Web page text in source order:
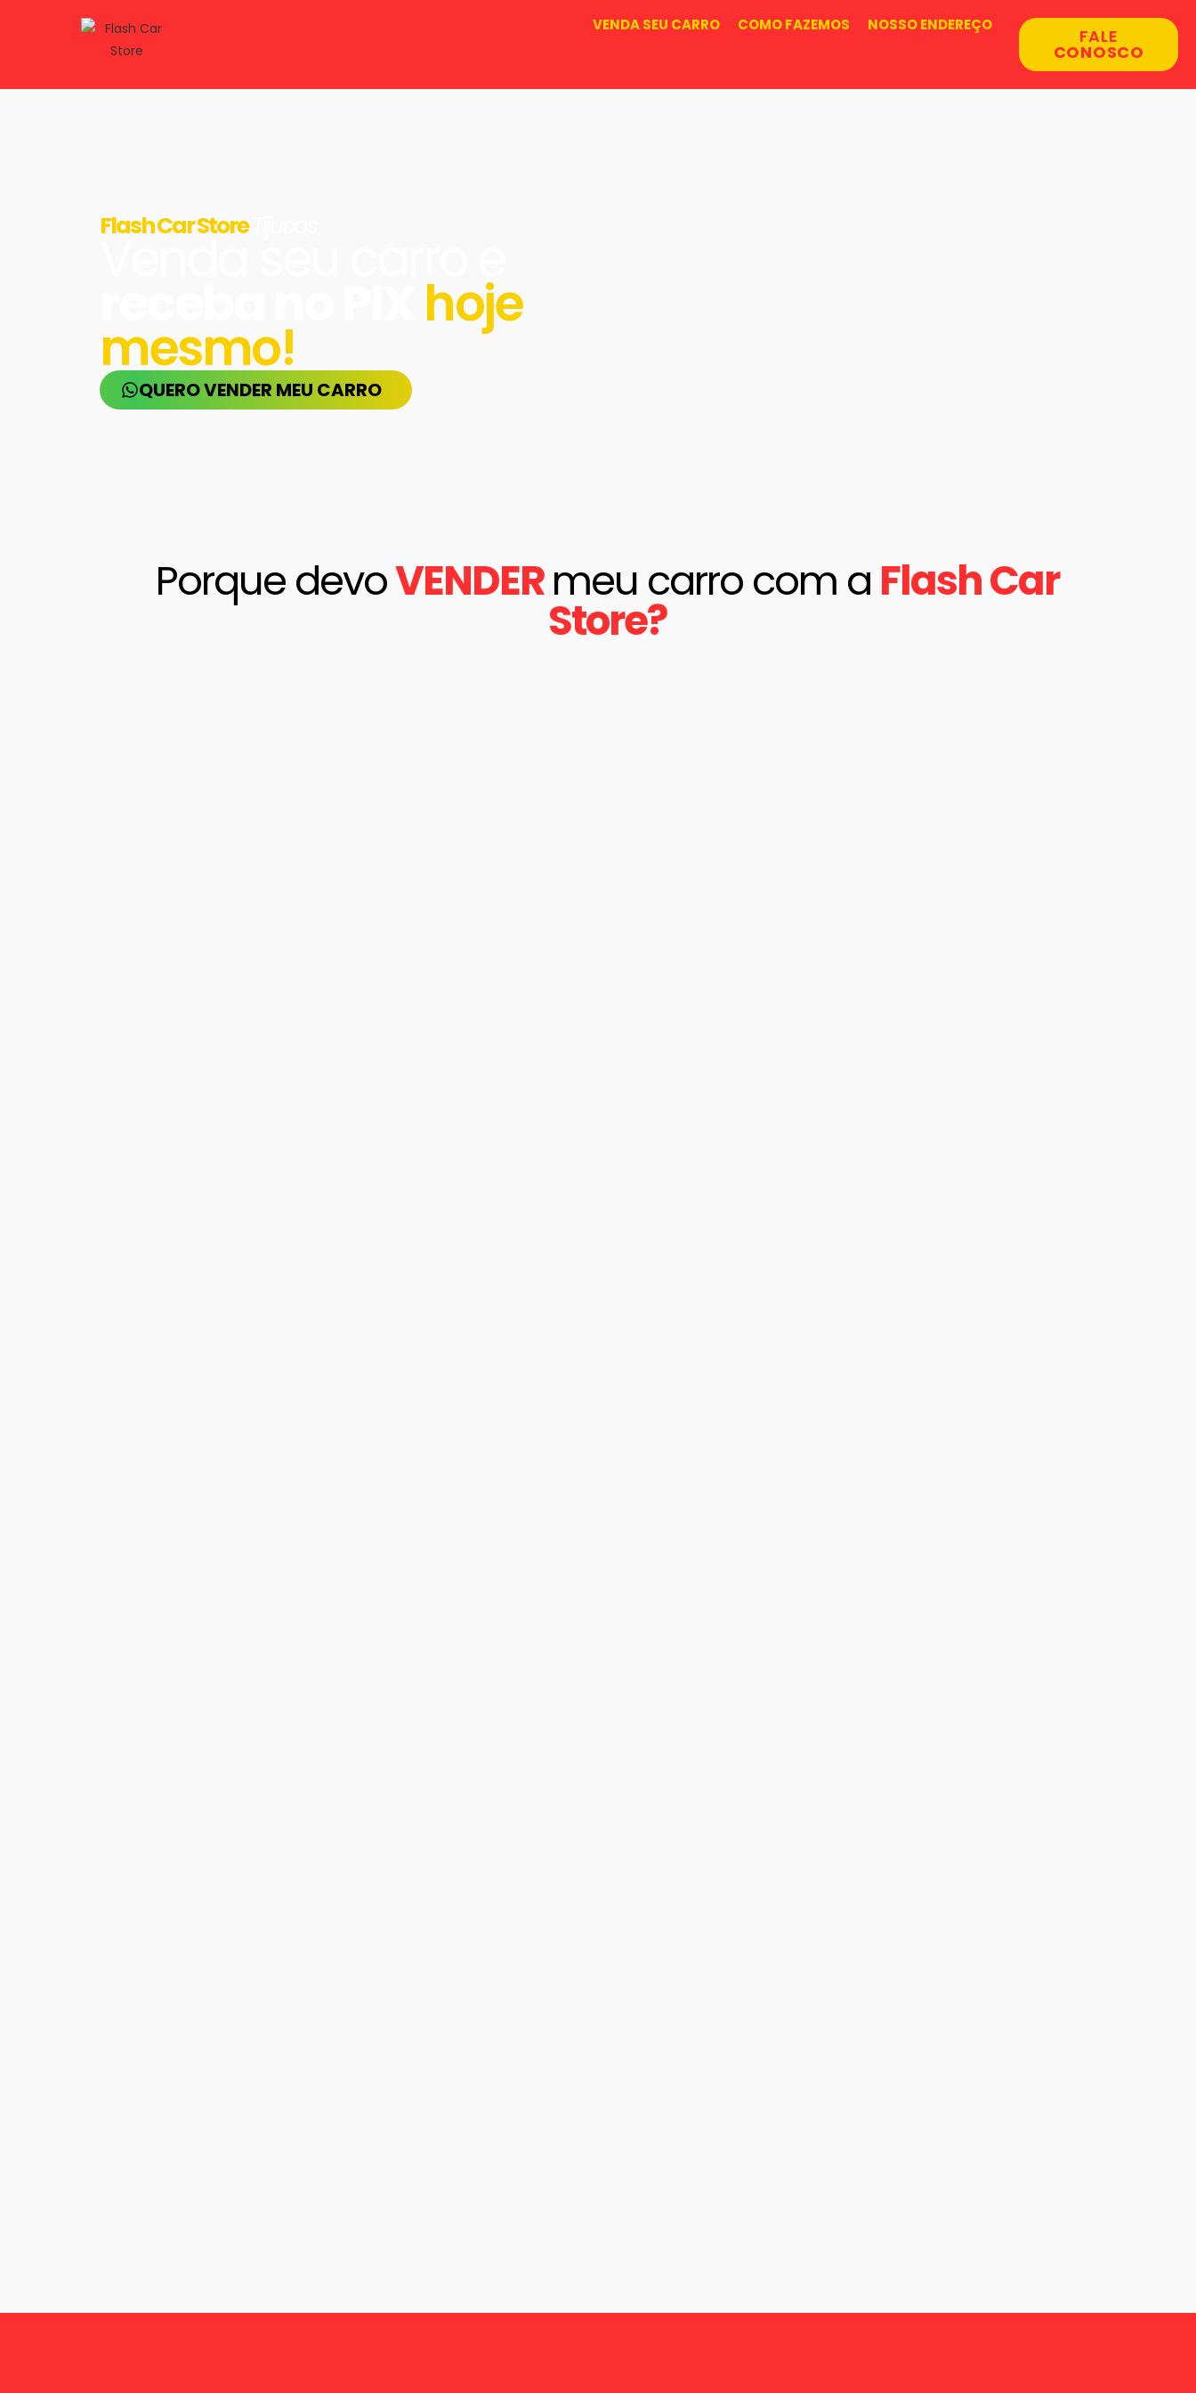
VENDA SEU CARRO COMO FAZEMOS NOSSO ENDEREÇO
FALE
CONOSCO
Flash Car Store
hoje
mesmo!
QUERO VENDER MEU CARRO
Porque devoVENDER​meu carro com a Flash Car
Store?